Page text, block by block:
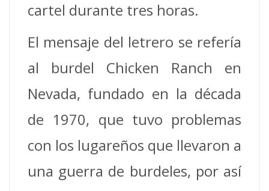
cartel durante tres horas.
El mensaje del letrero se refería
al burdel Chicken Ranch en
Nevada, fundado en la década
de 1970, que tuvo problemas
con los lugareños que llevaron a
una guerra de burdeles, por así